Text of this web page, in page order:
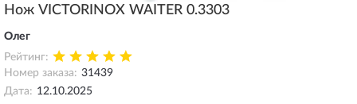
Нож VICTORINOX WAITER 0.3303
Олег
Рейтинг:
Номер заказа: 31439
Дата: 12.10.2025